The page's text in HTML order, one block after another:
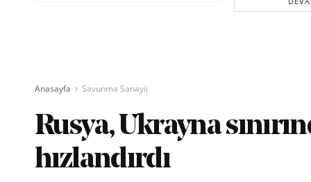
Anasayfa Savunma Sanayii
Rusya, Ukrayna
hızlandırdı